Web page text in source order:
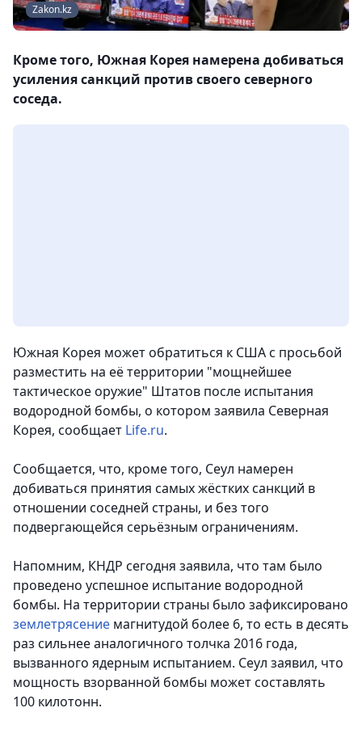
Zakon.kz
Кроме того, Южная Корея намерена добиваться
усиления санкций против своего северного
соседа.
Южная Корея может обратиться к США с просьбой
разместить на её территории "мощнейшее
тактическое оружие" Штатов после испытания
водородной бомбы, о котором заявила Северная
Корея, сообщает Life.ru.
Сообщается, что, кроме того, Сеул намерен
добиваться принятия самых жёстких санкций в
отношении соседней страны, и без того
подвергающейся серьёзным ограничениям.
Напомним, КНДР сегодня заявила, что там было
проведено успешное испытание водородной
бомбы. На территории страны было зафиксировано
землетрясение магнитудой более 6, то есть в десять
раз сильнее аналогичного толчка 2016 года,
вызванного ядерным испытанием. Сеул заявил, что
мощность взорванной бомбы может составлять
100 килотонн.